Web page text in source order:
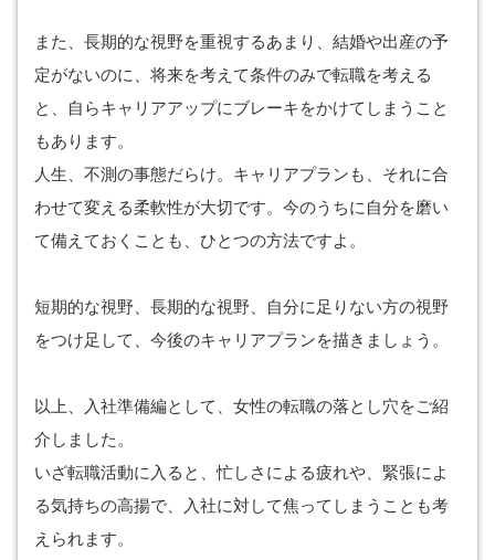
また、長期的な視野を重視するあまり、結婚や出産の予
定がないのに、将来を考えて条件のみで転職を考える
と、自らキャリアアップにブレーキをかけてしまうこと
もあります。
人生、不測の事態だらけ。キャリアプランも、それに合
わせて変える柔軟性が大切です。今のうちに自分を磨い
て備えておくことも、ひとつの方法ですよ。
短期的な視野、長期的な視野、自分に足りない方の視野
をつけ足して、今後のキャリアプランを描きましょう。
以上、入社準備編として、女性の転職の落とし穴をご紹
介しました。
いざ転職活動に入ると、忙しさによる疲れや、緊張によ
る気持ちの高揚で、入社に対して焦ってしまうことも考
えられます。